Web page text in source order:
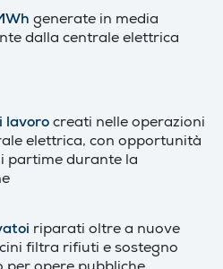
generate in media
dalla centrale elettrica
lavoro creati nelle operazioni
elettrica, con opportunità
partime durante la
riparati oltre a nuove
filtra rifiuti e sostegno